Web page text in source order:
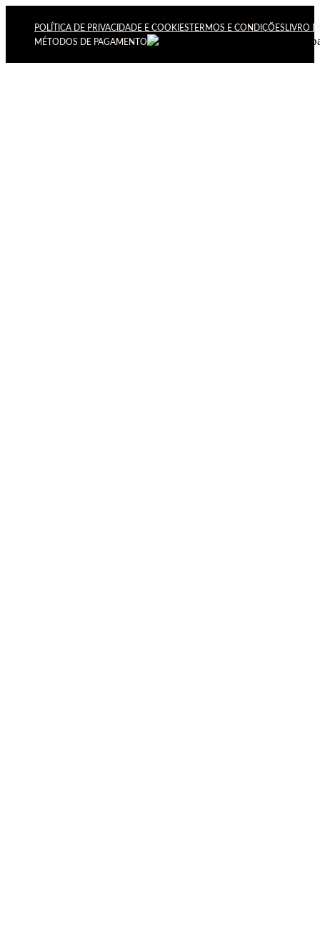
POLÍTICA DE PRIVACIDADE E COOKIES TERMOS E CONDIÇÕES LIVRO
MÉTODOS DE PAGAMENTO